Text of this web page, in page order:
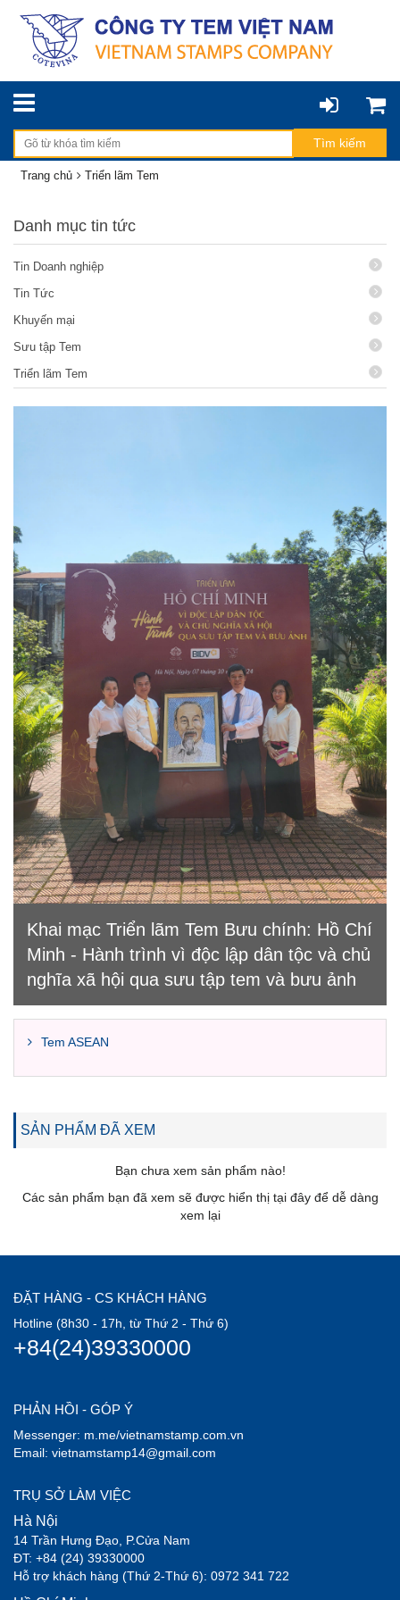
Trang chủ Triển lãm Tem
Danh mục tin tức
Tin Doanh nghiệp
Tin Tức
Khuyến mại
Sưu tập Tem
Triển lãm Tem
Khai mạc Triển lãm Tem Bưu chính: Hồ Chí
Minh - Hành trình vì độc lập dân tộc và chủ
nghĩa xã hội qua sưu tập tem và bưu ảnh
Tem ASEAN
SẢN PHẨM ĐÃ XEM
Bạn chưa xem sản phẩm nào!
Các sản phẩm bạn đã xem sẽ được hiển thị tại đây để dễ dàng
xem lại
ĐẶT HÀNG - CS KHÁCH HÀNG
Hotline (8h30 - 17h, từ Thứ 2 - Thứ 6)
+84(24)39330000
PHẢN HỒI - GÓP Ý
Messenger: m.me/vietnamstamp.com.vn
Email: vietnamstamp14@gmail.com
TRỤ SỞ LÀM VIỆC
Hà Nội
14 Trần Hưng Đạo, P.Cửa Nam
ĐT: +84 (24) 39330000
Hỗ trợ khách hàng (Thứ 2-Thứ 6): 0972 341 722